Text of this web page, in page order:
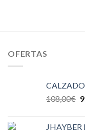
OFERTAS
CALZADO
108,00€
JHAYBER